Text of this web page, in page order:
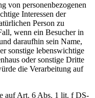
von personenbezogenen
Interessen der
Person zu
wenn ein Besucher in
daraufhin sein Name,
sonstige lebenswichtige
oder sonstige Dritte
die Verarbeitung auf
auf Art. 6 Abs. 1 lit. f DS-